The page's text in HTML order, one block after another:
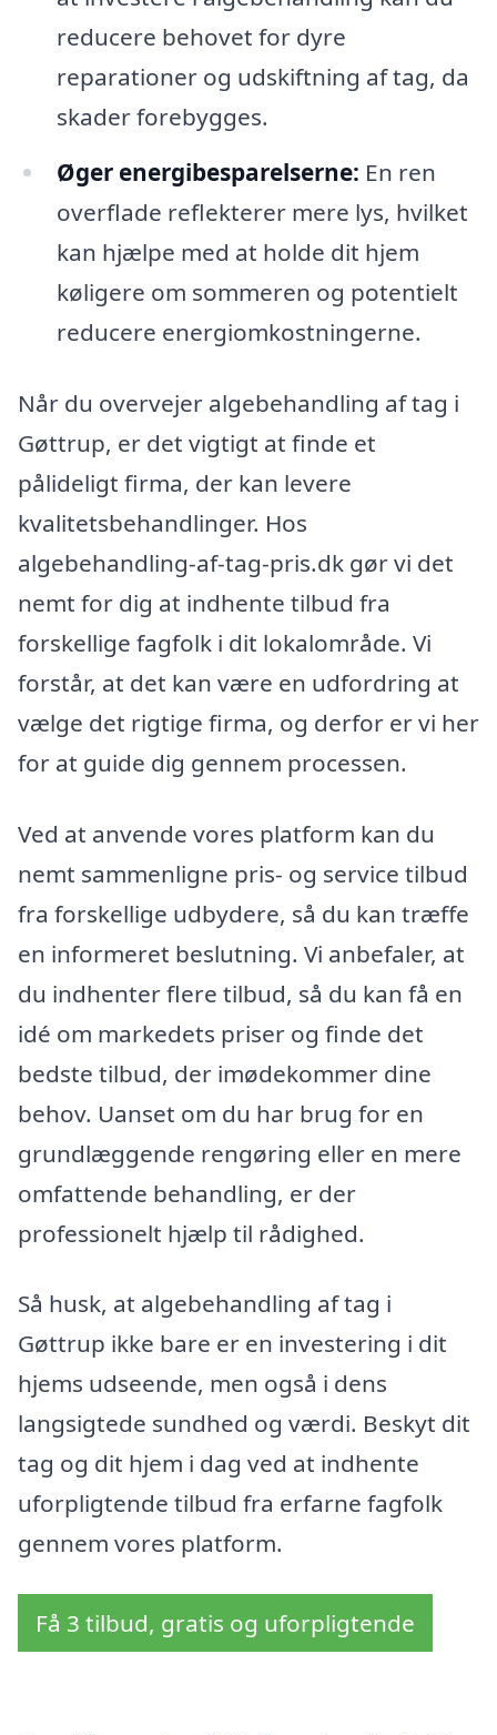
reducere behovet for dyre
reparationer og udskiftning af tag, da
skader forebygges.
Øger energibesparelserne: En ren
overflade reflekterer mere lys, hvilket
kan hjælpe med at holde dit hjem
køligere om sommeren og potentielt
reducere energiomkostningerne.
Når du overvejer algebehandling af tag i
Gøttrup, er det vigtigt at finde et
pålideligt firma, der kan levere
kvalitetsbehandlinger. Hos
algebehandling-af-tag-pris.dk gør vi det
nemt for dig at indhente tilbud fra
forskellige fagfolk i dit lokalområde. Vi
forstår, at det kan være en udfordring at
vælge det rigtige firma, og derfor er vi her
for at guide dig gennem processen.
Ved at anvende vores platform kan du
nemt sammenligne pris- og service tilbud
fra forskellige udbydere, så du kan træffe
en informeret beslutning. Vi anbefaler, at
du indhenter flere tilbud, så du kan få en
idé om markedets priser og finde det
bedste tilbud, der imødekommer dine
behov. Uanset om du har brug for en
grundlæggende rengøring eller en mere
omfattende behandling, er der
professionelt hjælp til rådighed.
Så husk, at algebehandling af tag i
Gøttrup ikke bare er en investering i dit
hjems udseende, men også i dens
langsigtede sundhed og værdi. Beskyt dit
tag og dit hjem i dag ved at indhente
uforpligtende tilbud fra erfarne fagfolk
gennem vores platform.
Få 3 tilbud, gratis og uforpligtende